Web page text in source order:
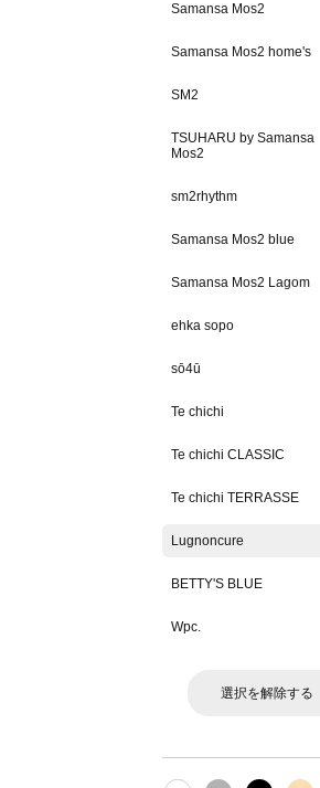
Samansa Mos2
Samansa Mos2 home's
SM2
TSUHARU by Samansa
Mos2
sm2rhythm
Samansa Mos2 blue
Samansa Mos2 Lagom
ehka sopo
sō4ū
Te chichi
Te chichi CLASSIC
Te chichi TERRASSE
Lugnoncure
BETTY'S BLUE
Wpc.
選択を解除する